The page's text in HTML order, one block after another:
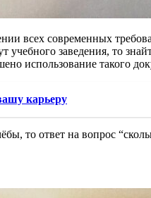
всех современных
учебного заведения, то
использование такого
карьеру
то ответ на вопрос